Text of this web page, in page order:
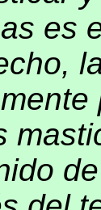
es